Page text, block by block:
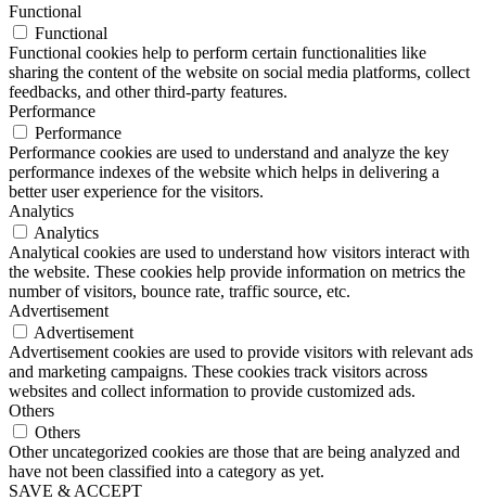
Functional
Functional
Functional cookies help to perform certain functionalities like
sharing the content of the website on social media platforms, collect
feedbacks, and other third-party features.
Performance
Performance
Performance cookies are used to understand and analyze the key
performance indexes of the website which helps in delivering a
better user experience for the visitors.
Analytics
Analytics
Analytical cookies are used to understand how visitors interact with
the website. These cookies help provide information on metrics the
number of visitors, bounce rate, traffic source, etc.
Advertisement
Advertisement
Advertisement cookies are used to provide visitors with relevant ads
and marketing campaigns. These cookies track visitors across
websites and collect information to provide customized ads.
Others
Others
Other uncategorized cookies are those that are being analyzed and
have not been classified into a category as yet.
SAVE & ACCEPT